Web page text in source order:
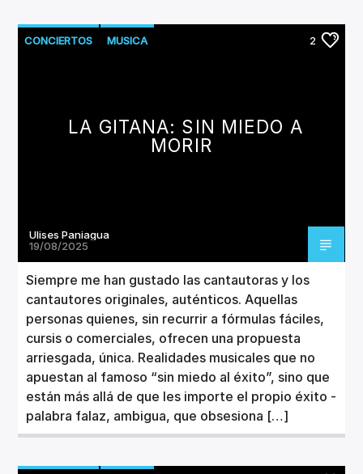
CONCIERTOS MUSICA 2
LA GITANA: SIN MIEDO A
MORIR
Ulises Paniagua
19/08/2025
Siempre me han gustado las cantautoras y los
cantautores originales, auténticos. Aquellas
personas quienes, sin recurrir a fórmulas fáciles,
cursis o comerciales, ofrecen una propuesta
arriesgada, única. Realidades musicales que no
apuestan al famoso “sin miedo al éxito”, sino que
están más allá de que les importe el propio éxito -
palabra falaz, ambigua, que obsesiona […]